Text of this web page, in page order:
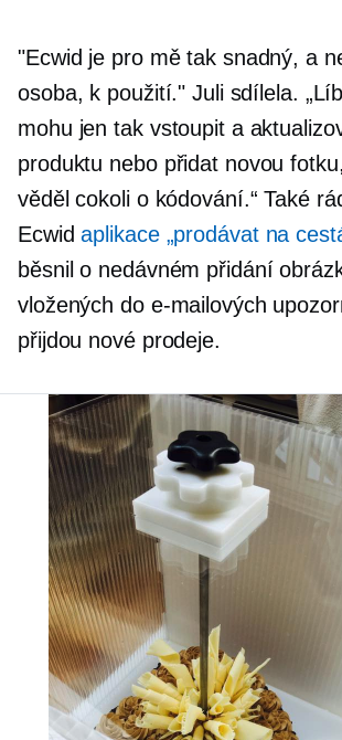
"Ecwid je pro mě tak snadný, a
osoba, k použití." Juli sdílela.
mohu jen tak vstoupit a
produktu nebo přidat novou
věděl cokoli o kódování.“ Také
Ecwidaplikace „prodávat na
běsnil o nedávném přidání
vložených do e-mailových
přijdou nové prodeje.